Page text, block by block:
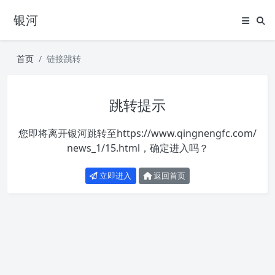
银河
首页 链接跳转
跳转提示
您即将离开银河跳转至https://www.qingnengfc.com/
news_1/15.html ，确定进入吗？
立即进入 返回首页